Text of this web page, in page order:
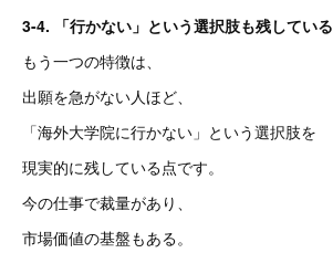
3-4. 「行かない」という選択肢も残している
もう一つの特徴は、
出願を急がない人ほど、
「海外大学院に行かない」という選択肢を
現実的に残している点です。
今の仕事で裁量があり、
市場価値の基盤もある。